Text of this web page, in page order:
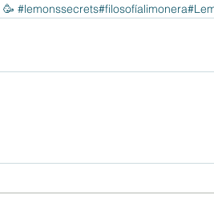
🥳 #lemonssecrets#filosofíalimonera